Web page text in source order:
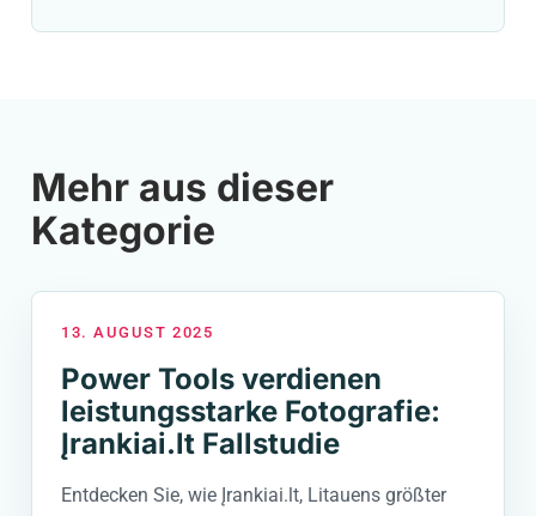
Mehr aus dieser
Kategorie
13. AUGUST 2025
Power Tools verdienen
leistungsstarke Fotografie:
Įrankiai.lt Fallstudie
Entdecken Sie, wie Įrankiai.lt, Litauens größter